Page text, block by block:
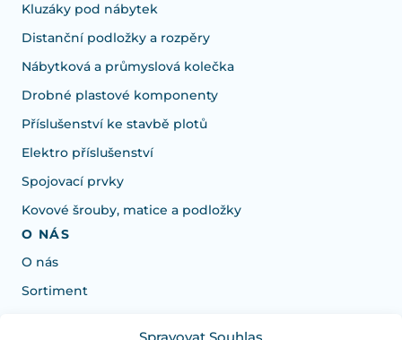
Kluzáky pod nábytek
Distanční podložky a rozpěry
Nábytková a průmyslová kolečka
Drobné plastové komponenty
Příslušenství ke stavbě plotů
Elektro příslušenství
Spojovací prvky
Kovové šrouby, matice a podložky
O NÁS
O nás
Sortiment